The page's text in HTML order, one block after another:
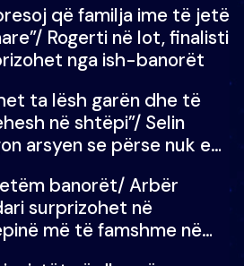
dot lotët: Nuk meritoj…
që familja ime të jetë
Rogerti në lot, finalisti
nga ish-banorët
ta lësh garën dhe të
në shtëpi”/ Selin
arsyen se përse nuk e
time deri në fund
banorët/ Arbër
surprizohet në
më të famshme në